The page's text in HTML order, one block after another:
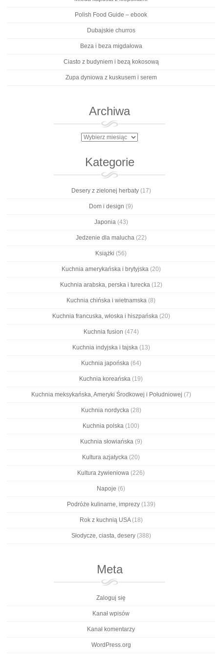
Polish Food Guide – ebook
Dubajskie churros
Beza i beza migdałowa
Ciasto z budyniem i bezą kokosową
Zupa dyniowa z kuskusem i serem
Archiwa
Archiwa
Kategorie
Desery z zielonej herbaty(17)
Dom i design (9)
Japonia(43)
Jedzenie dla malucha(22)
Książki (56)
Kuchnia amerykańska i brytyjska(20)
Kuchnia arabska, perska i turecka(12)
Kuchnia chińska i wietnamska (8)
Kuchnia francuska, włoska i hiszpańska(20)
Kuchnia fusion (474)
Kuchnia indyjska i tajska(13)
Kuchnia japońska(64)
Kuchnia koreańska (19)
Kuchnia meksykańska, Ameryki Środkowej i Południowej (7)
Kuchnia nordycka(28)
Kuchnia polska (100)
Kuchnia słowiańska(9)
Kultura azjatycka (20)
Kultura żywieniowa (226)
Napoje (6)
Podróże kulinarne, imprezy(139)
Rok z kuchnią USA(18)
Słodycze, ciasta, desery(388)
Meta
Zaloguj się
Kanał wpisów
Kanał komentarzy
WordPress.org